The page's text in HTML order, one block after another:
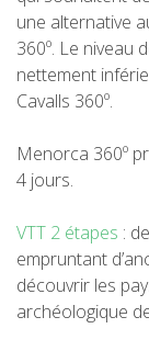
FRANÇAIS
CATALÀ
ESPAÑOL
ENGLISH
une alternative
360º. Le niveau
nettement
Cavalls 360º.
Menorca 360º
4 jours.
VTT 2 étapes :
empruntant
découvrir les
archéologique